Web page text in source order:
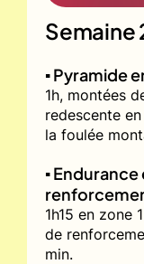
Semaine
▪️ Pyramide
1h, montées
redescente
la foulée
▪️
1h15 en zone
de
min.